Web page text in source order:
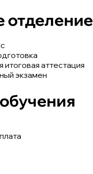
отделение
итоговая аттестация
экзамен